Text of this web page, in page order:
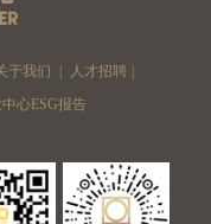
于我们 人才招聘
心ESG报告